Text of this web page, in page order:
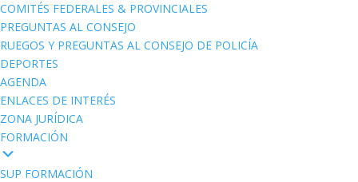
COMITÉS FEDERALES & PROVINCIALES
PREGUNTAS AL CONSEJO
RUEGOS Y PREGUNTAS AL CONSEJO DE POLICÍA
DEPORTES
AGENDA
ENLACES DE INTERÉS
ZONA JURÍDICA
FORMACIÓN
SUP FORMACIÓN